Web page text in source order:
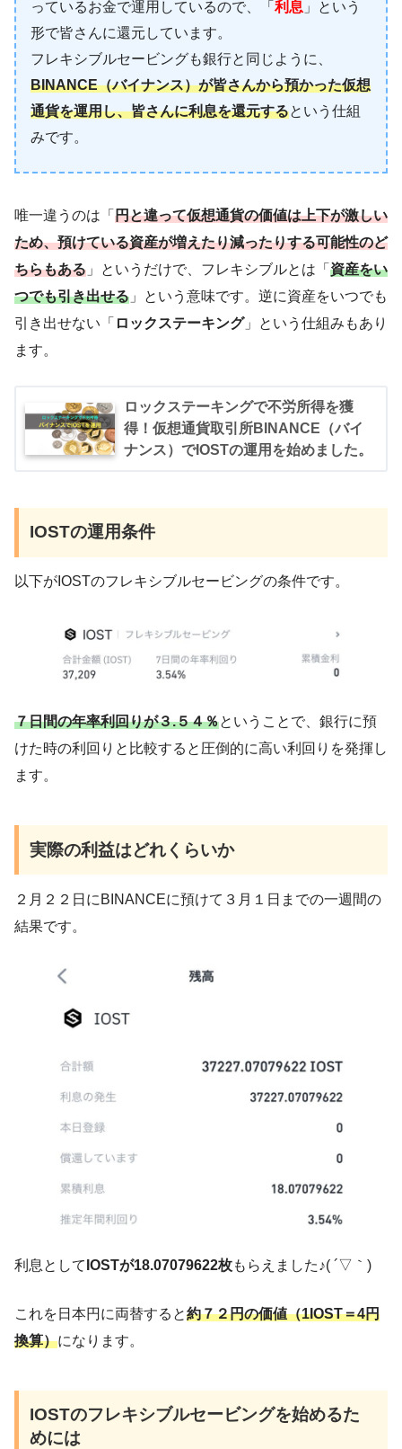
っているお金で運用しているので、「 利息 」という
形で皆さんに還元しています。
フレキシブルセービングも銀行と同じように、
BINANCE（バイナンス）が皆さんから預かった仮想
通貨を運用し、皆さんに利息を還元するという仕組
みです。
唯一違うのは「 円と違って仮想通貨の価値は上下が激しい
ため、預けている資産が増えたり減ったりする可能性のど
ちらもある 」というだけで、フレキシブルとは「 資産をい
つでも引き出せる 」という意味です。逆に資産をいつでも
引き出せない「 ロックステーキング」という仕組みもあり
ます。
ロックステーキングで不労所得を獲
得！仮想通貨取引所BINANCE（バイ
ナンス）でIOSTの運用を始めました。
IOSTの運用条件
以下がIOSTのフレキシブルセービングの条件です。
７日間の年率利回りが３.５４％ということで、銀行に預
けた時の利回りと比較すると圧倒的に高い利回りを発揮し
ます。
実際の利益はどれくらいか
２月２２日にBINANCEに預けて３月１日までの一週間の
結果です。
利息として IOSTが18.07079622枚もらえました♪( ´▽｀)
これを日本円に両替すると約７２円の価値（1IOST＝4円
換算）になります。
IOSTのフレキシブルセービングを始めるた
めには